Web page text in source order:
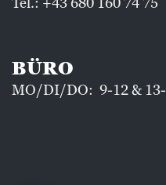
BÜRO
MO/DI/DO: 9-12 &